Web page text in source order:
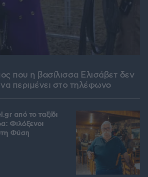
που η βασίλισσα Ελισάβετ δεν
περιμένει στο τηλέφωνο
από το ταξίδι
Φιλόξενοι
Φύση